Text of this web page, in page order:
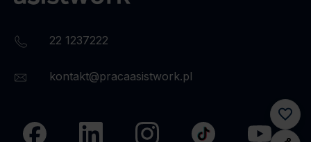
22 1237222
kontakt@pracaasistwork.pl